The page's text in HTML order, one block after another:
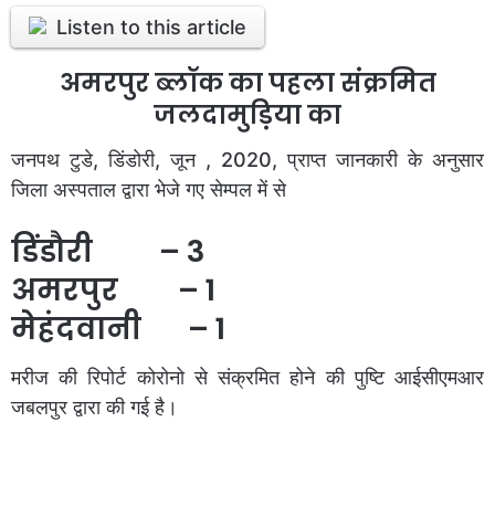
Listen to this article
अमरपुर ब्लॉक का पहला संक्रमित
जलदामुड़िया का
जनपथ टुडे, डिंडोरी, जून , 2020, प्राप्त जानकारी के अनुसार
जिला अस्पताल द्वारा भेजे गए सेम्पल में से
डिंडौरी – 3
अमरपुर – 1
मेहंदवानी – 1
मरीज की रिपोर्ट कोरोनो से संक्रमित होने की पुष्टि आईसीएमआर
जबलपुर द्वारा की गई है।